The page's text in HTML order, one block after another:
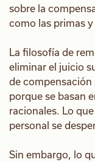
sobre la
como las primas
La filosofía de
eliminar el juicio
de
porque se basan
racionales. Lo
personal se
Sin embargo, lo